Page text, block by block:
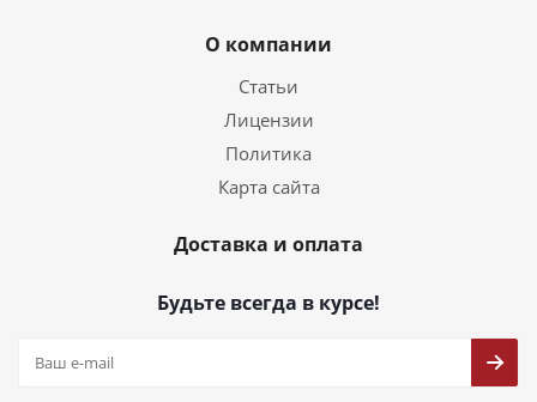
О компании
Статьи
Лицензии
Политика
Карта сайта
Доставка и оплата
Будьте всегда в курсе!